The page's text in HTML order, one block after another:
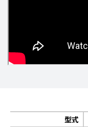
型式